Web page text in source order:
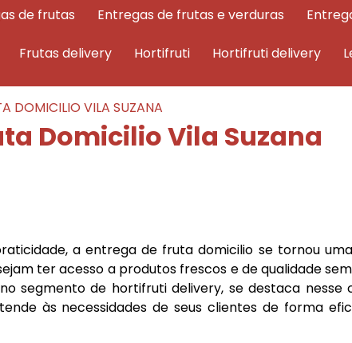
de frutas entregas de frutas e verduras
frutas delivery hortifruti hortifruti delivery
DOMICILIO VILA SUZANA
Domicilio Vila Suzana
a entrega de fruta domicilio se tornou
ter acesso a produtos frescos e de qualidade
segmento de hortifruti delivery, se destaca nesse
às necessidades de seus clientes de forma